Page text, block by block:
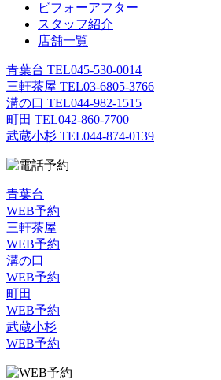
ビフォーアフター
スタッフ紹介
店舗一覧
青葉台 TEL045-530-0014
三軒茶屋 TEL03-6805-3766
溝の口 TEL044-982-1515
町田 TEL042-860-7700
武蔵小杉 TEL044-874-0139
青葉台
WEB予約
三軒茶屋
WEB予約
溝の口
WEB予約
町田
WEB予約
武蔵小杉
WEB予約